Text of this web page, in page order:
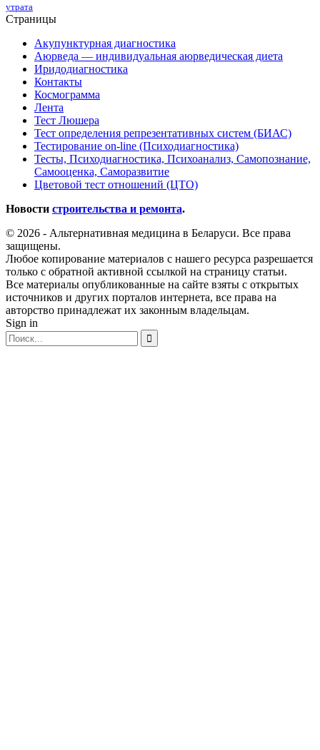
утрата
Страницы
Акупунктурная диагностика
Аюрведа — индивидуальная аюрведическая диета
Иридодиагностика
Контакты
Космограмма
Лента
Тест Люшера
Тест определения репрезентативных систем (БИАС)
Тестирование on-line (Психодиагностика)
Тесты, Психодиагностика, Психоанализ, Самопознание,
Самооценка, Саморазвитие
Цветовой тест отношений (ЦТО)
Новости строительства и ремонта.
© 2026 - Альтернативная медицина в Беларуси. Все права
защищены.
Любое копирование материалов с нашего ресурса разрешается
только с обратной активной ссылкой на страницу статьи.
Все материалы опубликованные на сайте взяты с открытых
источников и других порталов интернета, все права на
авторство принадлежат их законным владельцам.
Sign in